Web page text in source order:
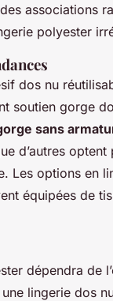
associations
polyester
dos nu
soutien gorge
sans
d’autres
Les options en
équipées de
dépendra de
lingerie dos